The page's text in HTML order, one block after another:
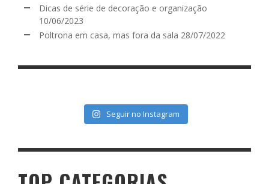
Dicas de série de decoração e organização
10/06/2023
Poltrona em casa, mas fora da sala 28/07/2022
Seguir no Instagram